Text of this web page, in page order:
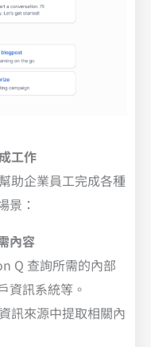
工作
助企業員工完成各種
景：
內容
Q 查詢所需的內部
資訊系統等。
訊來源中提取相關內